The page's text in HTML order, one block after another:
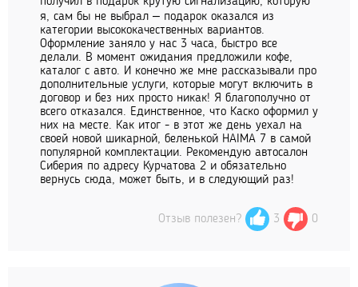
я, сам бы не выбрал – подарок оказался из
категории высококачественных вариантов.
Оформление заняло у нас 3 часа, быстро все
делали. В момент ожидания предложили кофе,
каталог с авто. И конечно же мне рассказывали про
дополнительные услуги, которые могут включить в
договор и без них просто никак! Я благополучно от
всего отказался. Единственное, что Каско оформил у
них на месте. Как итог - в этот же день уехал на
своей новой шикарной, беленькой HAIMA 7 в самой
популярной комплектации. Рекомендую автосалон
Сиберия по адресу Курчатова 2 и обязательно
вернусь сюда, может быть, и в следующий раз!
Отзыв полезен? 3 0